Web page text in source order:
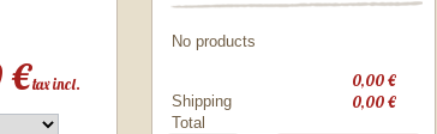
€tax incl.
No products
0,00 €
Shipping 0,00 €
Total